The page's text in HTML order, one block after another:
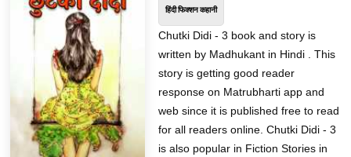
हिंदी फिक्शन कहानी
Chutki Didi - 3 book and story is
written by Madhukant in Hindi . This
story is getting good reader
response on Matrubharti app and
web since it is published free to read
for all readers online. Chutki Didi - 3
is also popular in Fiction Stories in